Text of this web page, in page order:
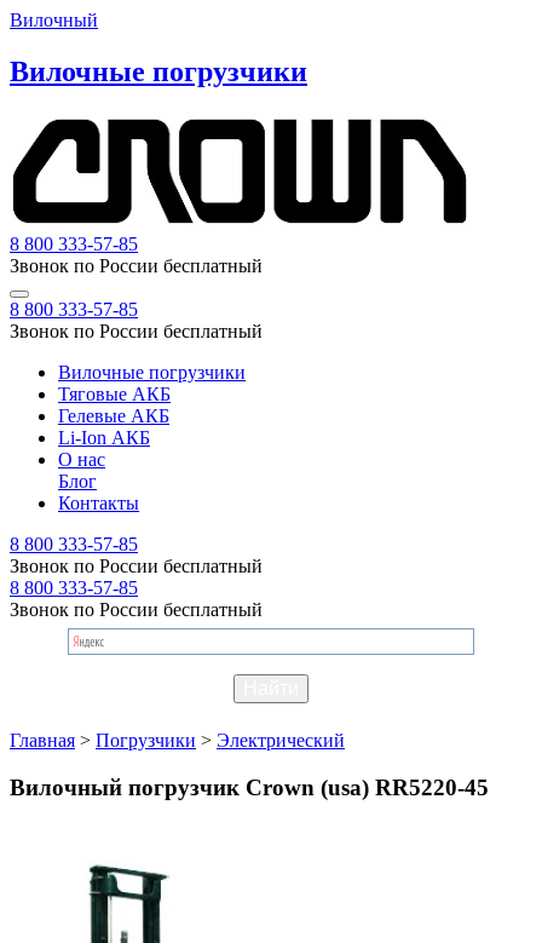
Вилочный
Вилочные погрузчики
8 800 333-57-85
Звонок по России бесплатный
8 800 333-57-85
Звонок по России бесплатный
Вилочные погрузчики
Тяговые АКБ
Гелевые АКБ
Li-Ion АКБ
О нас
Блог
Контакты
8 800 333-57-85
Звонок по России бесплатный
8 800 333-57-85
Звонок по России бесплатный
Главная > Погрузчики > Электрический
Вилочный погрузчик Crown (usa) RR5220-45